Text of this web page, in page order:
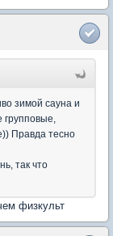
зимой сауна и
Правда тесно
так что
физкульт